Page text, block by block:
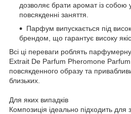
дозволяє брати аромат із
повсякденні заняття.
Парфум випускається під
брендом, що гарантує високу
Всі ці переваги роблять
Extrait De Parfum Pheromone
повсякденного образу та
близьких.
Для яких випадків
Композиція ідеально підходить для